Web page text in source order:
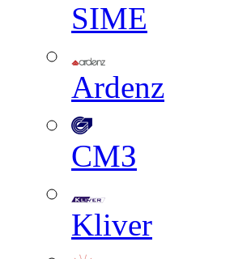
SIME
Ardenz
СМЗ
Kliver